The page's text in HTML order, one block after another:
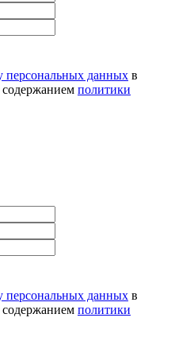
персональных данных в
содержанием политики
персональных данных в
содержанием политики